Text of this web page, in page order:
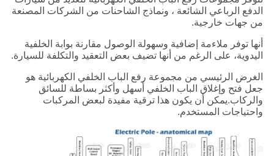
الدفع الرباعي الشائعة ، ونماذج الشاحنات من الشركات المصنعة
من جهات خارجية.
أنها توفر ملاءمة إضافية وسهولة الوصول مقارنة بوابة الخلفية
اليدوية، على الرغم من أنها تضيف بعض التعقيد والتكلفة للسيارة.
الغرض الرئيسي من مجموعة رفع الباب الخلفي الكهربائية هو
جعل فتح وإغلاق الباب الخلفي أسهل وأكثر بساطة للسائق
والركاب.يمكن أن يكون هذا ترقية مفيدة لبعض المركبات
واحتياجات المستخدم.